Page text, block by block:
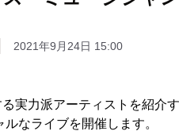
2021年9月24日 15:00
実力派アーティストを紹介
なライブを開催します。